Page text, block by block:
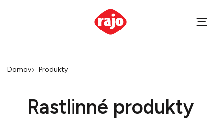
Domov Produkty
Rastlinné produkty